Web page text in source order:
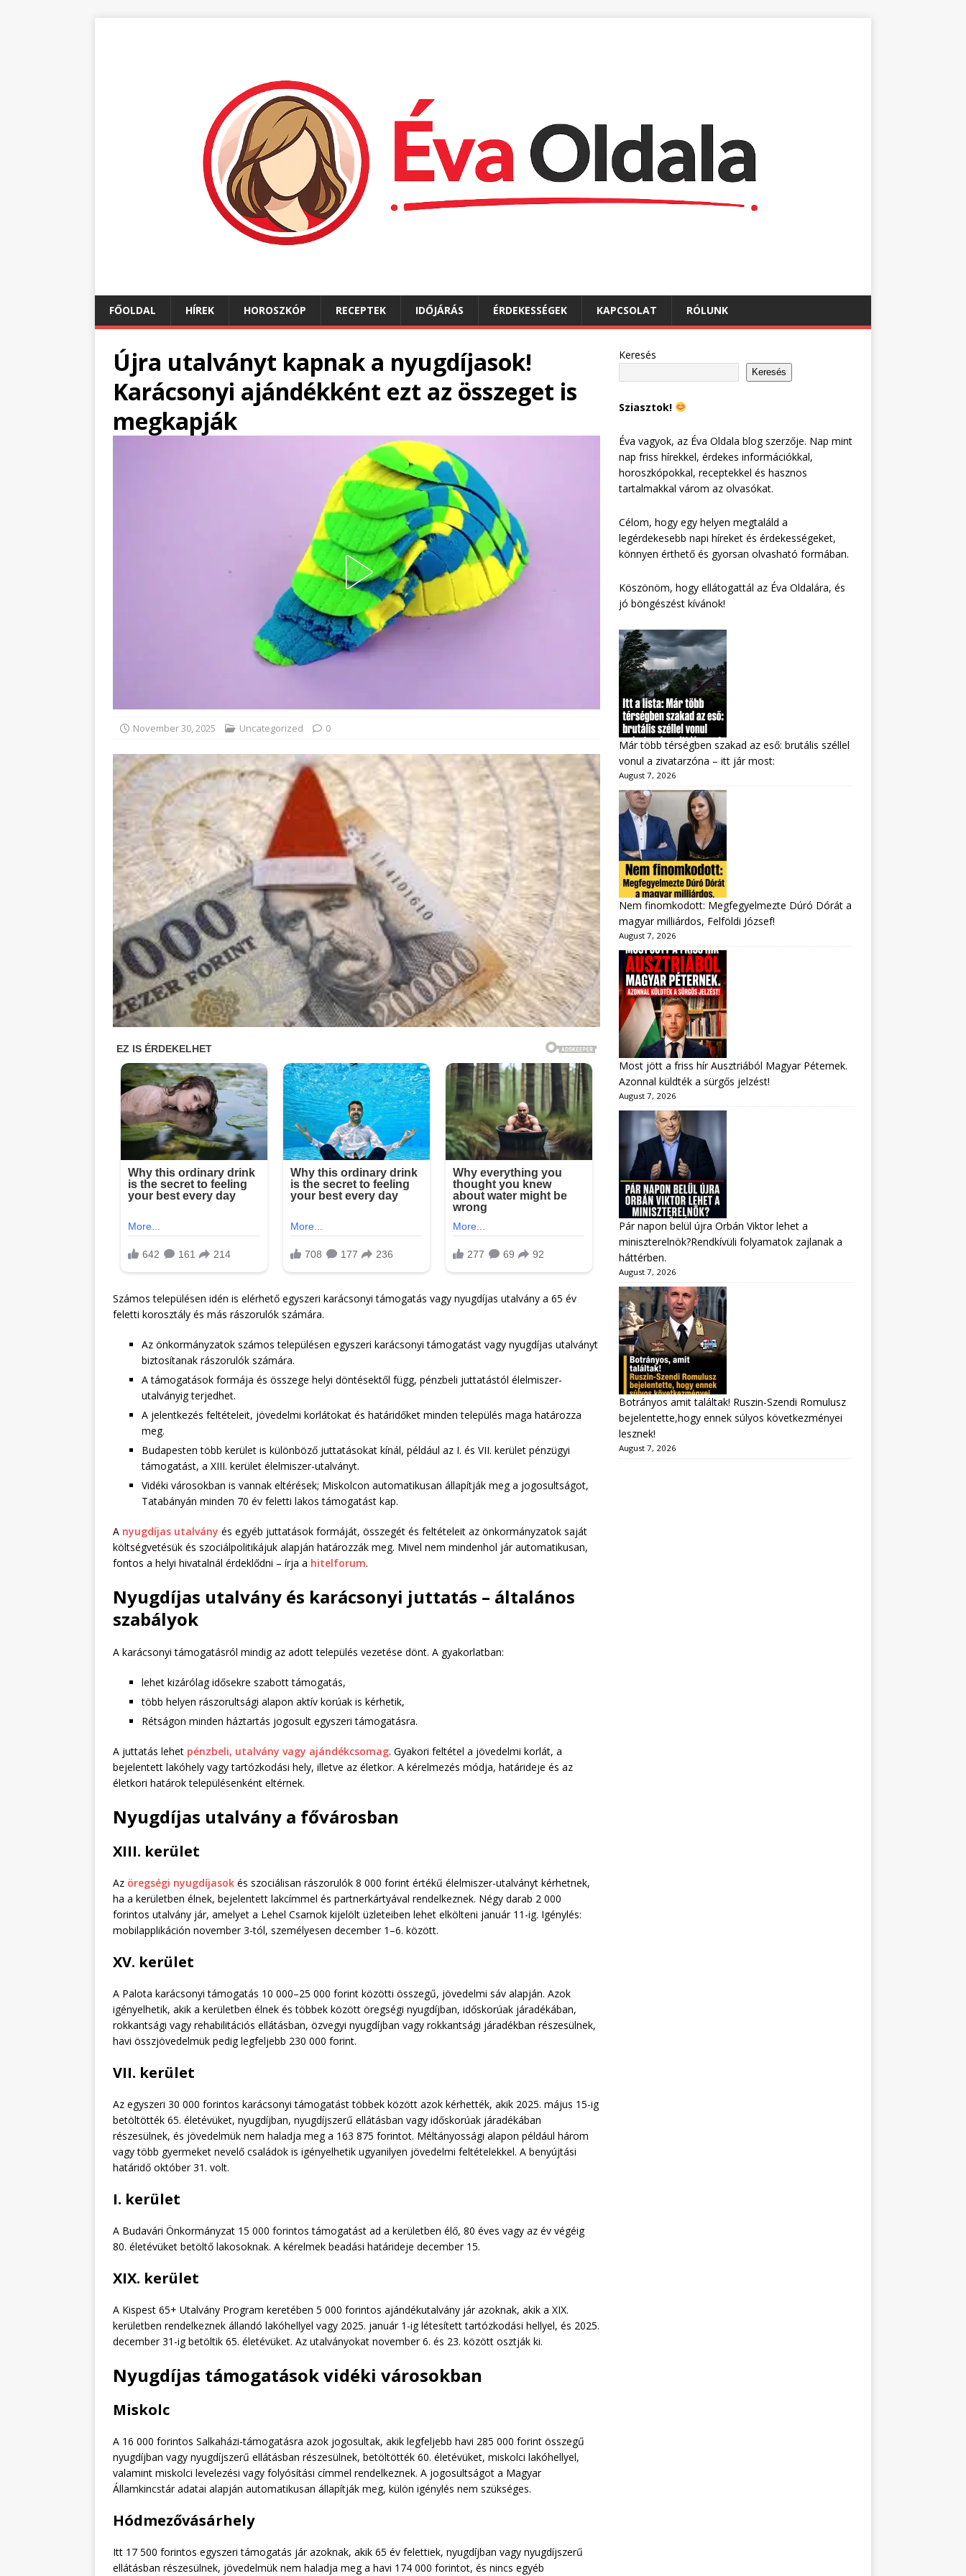
FŐOLDAL HÍREK HOROSZKÓP RECEPTEK IDŐJÁRÁS ÉRDEKESSÉGEK KAPCSOLAT RÓLUNK
Újra utalványt kapnak a nyugdíjasok!
Karácsonyi ajándékként ezt az összeget is
megkapják
November 30, 2025 Uncategorized 0
Számos településen idén is elérhető egyszeri karácsonyi támogatás vagy nyugdíjas utalvány a 65 év
feletti korosztály és más rászorulók számára.
Az önkormányzatok számos településen egyszeri karácsonyi támogatást vagy nyugdíjas utalványt
biztosítanak rászorulók számára.
A támogatások formája és összege helyi döntésektől függ, pénzbeli juttatástól élelmiszer-
utalványig terjedhet.
A jelentkezés feltételeit, jövedelmi korlátokat és határidőket minden település maga határozza
meg.
Budapesten több kerület is különböző juttatásokat kínál, például az I. és VII. kerület pénzügyi
támogatást, a XIII. kerület élelmiszer-utalványt.
Vidéki városokban is vannak eltérések; Miskolcon automatikusan állapítják meg a jogosultságot,
Tatabányán minden 70 év feletti lakos támogatást kap.
A nyugdíjas utalvány és egyéb juttatások formáját, összegét és feltételeit az önkormányzatok saját
költségvetésük és szociálpolitikájuk alapján határozzák meg. Mivel nem mindenhol jár automatikusan,
fontos a helyi hivatalnál érdeklődni – írja a hitelforum.
Nyugdíjas utalvány és karácsonyi juttatás – általános
szabályok
A karácsonyi támogatásról mindig az adott település vezetése dönt. A gyakorlatban:
lehet kizárólag idősekre szabott támogatás,
több helyen rászorultsági alapon aktív korúak is kérhetik,
Rétságon minden háztartás jogosult egyszeri támogatásra.
A juttatás lehet pénzbeli, utalvány vagy ajándékcsomag. Gyakori feltétel a jövedelmi korlát, a
bejelentett lakóhely vagy tartózkodási hely, illetve az életkor. A kérelmezés módja, határideje és az
életkori határok településenként eltérnek.
Nyugdíjas utalvány a fővárosban
XIII. kerület
Az öregségi nyugdíjasok és szociálisan rászorulók 8 000 forint értékű élelmiszer-utalványt kérhetnek,
ha a kerületben élnek, bejelentett lakcímmel és partnerkártyával rendelkeznek. Négy darab 2 000
forintos utalvány jár, amelyet a Lehel Csarnok kijelölt üzleteiben lehet elkölteni január 11-ig. Igénylés:
mobilapplikáción november 3-tól, személyesen december 1–6. között.
XV. kerület
A Palota karácsonyi támogatás 10 000–25 000 forint közötti összegű, jövedelmi sáv alapján. Azok
igényelhetik, akik a kerületben élnek és többek között öregségi nyugdíjban, időskorúak járadékában,
rokkantsági vagy rehabilitációs ellátásban, özvegyi nyugdíjban vagy rokkantsági járadékban részesülnek,
havi összjövedelmük pedig legfeljebb 230 000 forint.
VII. kerület
Az egyszeri 30 000 forintos karácsonyi támogatást többek között azok kérhették, akik 2025. május 15-ig
betöltötték 65. életévüket, nyugdíjban, nyugdíjszerű ellátásban vagy időskorúak járadékában
részesülnek, és jövedelmük nem haladja meg a 163 875 forintot. Méltányossági alapon például három
vagy több gyermeket nevelő családok is igényelhetik ugyanilyen jövedelmi feltételekkel. A benyújtási
határidő október 31. volt.
I. kerület
A Budavári Önkormányzat 15 000 forintos támogatást ad a kerületben élő, 80 éves vagy az év végéig
80. életévüket betöltő lakosoknak. A kérelmek beadási határideje december 15.
XIX. kerület
A Kispest 65+ Utalvány Program keretében 5 000 forintos ajándékutalvány jár azoknak, akik a XIX.
kerületben rendelkeznek állandó lakóhellyel vagy 2025. január 1-ig létesített tartózkodási hellyel, és 2025.
december 31-ig betöltik 65. életévüket. Az utalványokat november 6. és 23. között osztják ki.
Nyugdíjas támogatások vidéki városokban
Miskolc
A 16 000 forintos Salkaházi-támogatásra azok jogosultak, akik legfeljebb havi 285 000 forint összegű
nyugdíjban vagy nyugdíjszerű ellátásban részesülnek, betöltötték 60. életévüket, miskolci lakóhellyel,
valamint miskolci levelezési vagy folyósítási címmel rendelkeznek. A jogosultságot a Magyar
Államkincstár adatai alapján automatikusan állapítják meg, külön igénylés nem szükséges.
Hódmezővásárhely
Itt 17 500 forintos egyszeri támogatás jár azoknak, akik 65 év felettiek, nyugdíjban vagy nyugdíjszerű
ellátásban részesülnek, jövedelmük nem haladja meg a havi 174 000 forintot, és nincs egyéb
Keresés
Keresés
Sziasztok!
Éva vagyok, az Éva Oldala blog szerzője. Nap mint
nap friss hírekkel, érdekes információkkal,
horoszkópokkal, receptekkel és hasznos
tartalmakkal várom az olvasókat.
Célom, hogy egy helyen megtaláld a
legérdekesebb napi híreket és érdekességeket,
könnyen érthető és gyorsan olvasható formában.
Köszönöm, hogy ellátogattál az Éva Oldalára, és
jó böngészést kívánok!
Már több térségben szakad az eső: brutális széllel
vonul a zivatarzóna – itt jár most:
August 7, 2026
Nem finomkodott: Megfegyelmezte Dúró Dórát a
magyar milliárdos, Felföldi József!
August 7, 2026
Most jött a friss hír Ausztriából Magyar Péternek.
Azonnal küldték a sürgős jelzést!
August 7, 2026
Pár napon belül újra Orbán Viktor lehet a
miniszterelnök?Rendkívüli folyamatok zajlanak a
háttérben.
August 7, 2026
Botrányos amit találtak! Ruszin-Szendi Romulusz
bejelentette,hogy ennek súlyos következményei
lesznek!
August 7, 2026